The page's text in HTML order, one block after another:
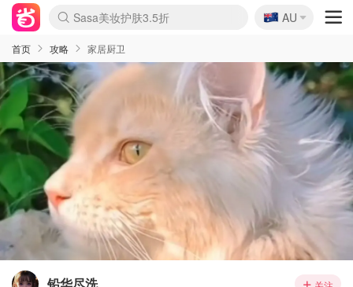
lululemon折扣上新
Sasa美妆护肤3.5折
SSENSE年中2.5折
FreshBeauty好价汇总
Cettire降价+叠9折
WWS Coles超市实拍
viagogo二手票捡漏
Myer超级周末
The Outnet奢牌1折起
David Jones 3折起
Flannels大牌1折
Perfumes Club护肤1折
AMIRO面罩$251
Amazon折扣汇总
eToro入金$200送$50
Amazon数码好物
ICONIC本周7.5折
ThedoubleF高奢地板价
Moose Knuckles 6折
丝芙兰5折起
EUFY摄像头$98
Selenichast首饰2折
Trip机票酒店促销
YSL送5件彩妆礼
Amazon家居好物
Amazon美妆护肤
雅漾大喷$8
过敏原检测盒$33
伊索独家赠50ml沐浴露
科颜氏高保湿面霜$29
SEALIFE海洋馆门票6折
丝塔芙大白罐$16
订阅Newsletter送香薰
Cult Beauty 6.8折
Harrods圣诞日历$525
LN-CC奢牌私促3折
d'Alba空姐喷雾$16
EVE LOM套装£56
Bernardelli独家4折
Adore Beauty 6折起
CT圣诞日历
Mytheresa奢品2.7折
Luxury Escapes 9折
Currentbody美容仪$881
MOON Garden Live
Roborock扫地机$649
Tingo Life水杯$24
Valentino官网5折
CR洗护套装$23
修丽可4件套$159
Myer彩妆2件7折
GANNI官网4.5折
Stylevana韩妆4折
Tessabit高奢8.5折
OGX洗发水$11
Amazon阿德莱德次日达
卡诗8.5折+赠礼
Philips Hue灯具8折
🇦🇺
AU
首页 攻略 家居厨卫